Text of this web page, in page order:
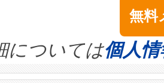
効率性は、フェ
provides a
for AI
ensure battery
を実現すること
モードでは、
検出でき、これ
無料
については個人